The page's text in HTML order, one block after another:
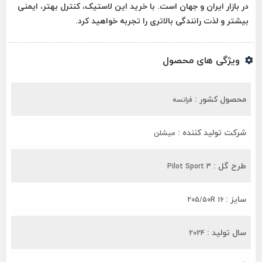
در بازار ایران و جهان است. با خرید این لاستیک، کنترل بهتر، ایمنی
بیشتر و لذت رانندگی بالاتری را تجربه خواهید کرد.
ویژگی های محصول
محصول کشور : فرانسه
شرکت تولید کننده : میشلن
طرح گل : Pilot Sport 3
سایز : 205/50R 16
سال تولید : 2024